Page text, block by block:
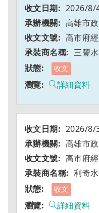
2026/8/
高雄市
高市府
三豐
收文
詳細資料
2026/8/
高雄市
高市府
利奇
收文
詳細資料